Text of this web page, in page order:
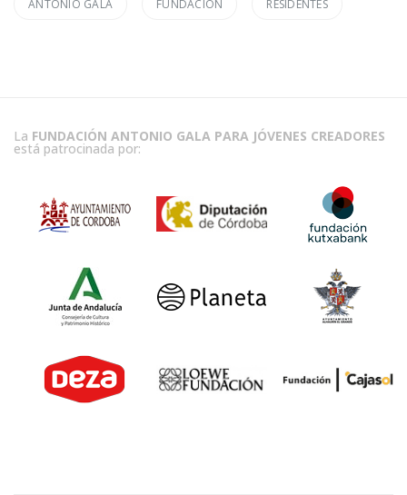
ANTONIO GALA FUNDACIÓN RESIDENTES
La FUNDACIÓN ANTONIO GALA PARA JÓVENES CREADORES
está patrocinada por: